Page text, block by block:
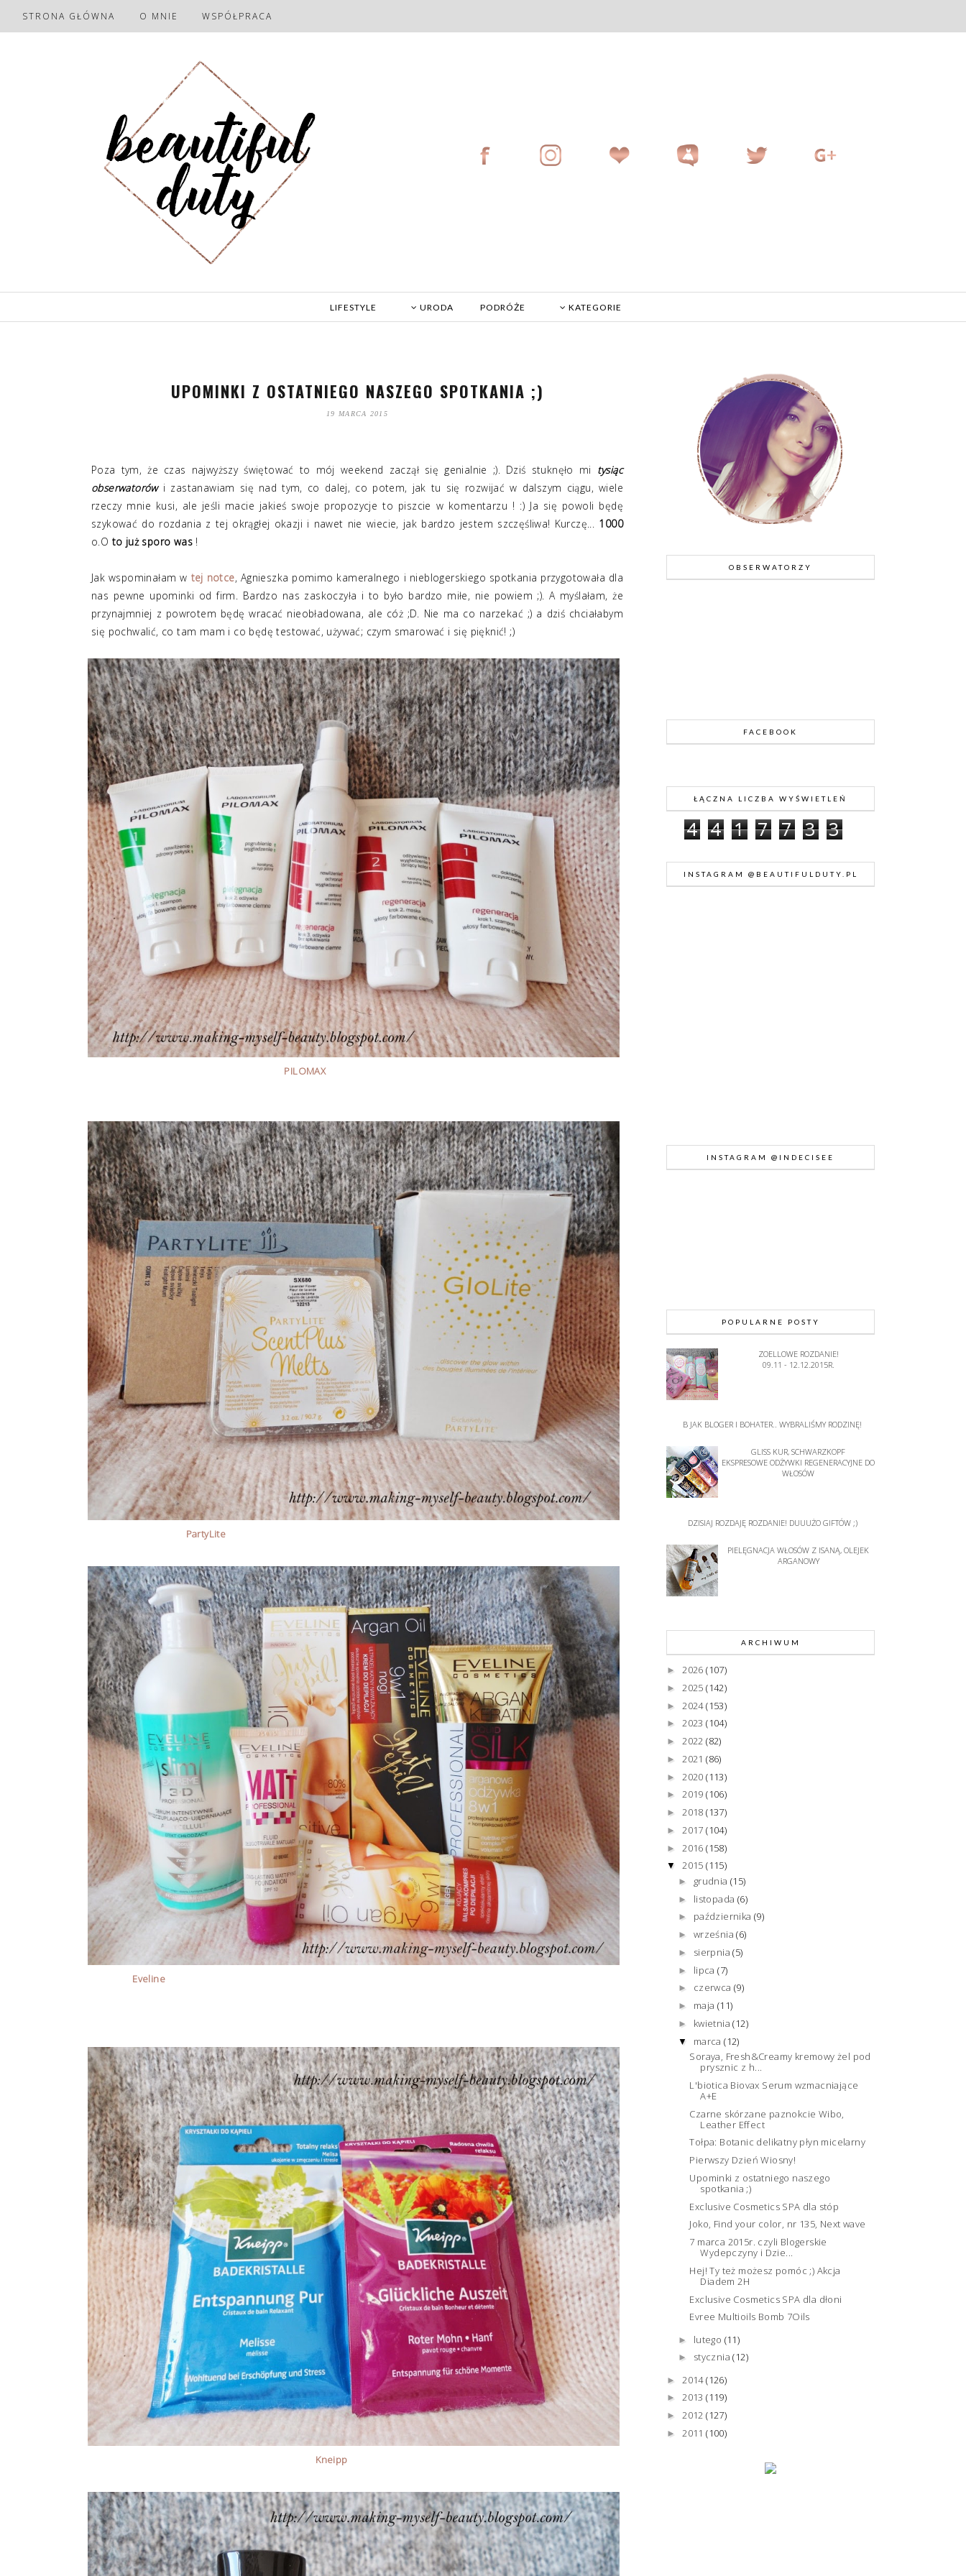
STRONA GŁÓWNA O MNIE WSPÓŁPRACA
LIFESTYLE URODA PODRÓŻE KATEGORIE
UPOMINKI Z OSTATNIEGO NASZEGO SPOTKANIA ;)
19 MARCA 2015
Poza tym, że czas najwyższy świętować to mój weekend zaczął się genialnie ;). Dziś stuknęło mi tysiąc
obserwatorów i zastanawiam się nad tym, co dalej, co potem, jak tu się rozwijać w dalszym ciągu, wiele
rzeczy mnie kusi, ale jeśli macie jakieś swoje propozycje to piszcie w komentarzu ! :) Ja się powoli będę
szykować do rozdania z tej okrągłej okazji i nawet nie wiecie, jak bardzo jestem szczęśliwa! Kurczę... 1000
o.O to już sporo was !
Jak wspominałam w tej notce, Agnieszka pomimo kameralnego i nieblogerskiego spotkania przygotowała dla
nas pewne upominki od firm. Bardzo nas zaskoczyła i to było bardzo miłe, nie powiem ;). A myślałam, że
przynajmniej z powrotem będę wracać nieobładowana, ale cóż ;D. Nie ma co narzekać ;) a dziś chciałabym
się pochwalić, co tam mam i co będę testować, używać; czym smarować i się pięknić! ;)
PILOMAX, które już znam: zestaw pielęgnacyjny, zestaw regenerujący.
PartyLite
Eveline
Kneipp
OBSERWATORZY
FACEBOOK
ŁĄCZNA LICZBA WYŚWIETLEŃ
4 4 1 7 7 3 3
INSTAGRAM @BEAUTIFULDUTY.PL
INSTAGRAM @INDECISEE
POPULARNE POSTY
ZOELLOWE ROZDANIE!
09.11 - 12.12.2015R.
B JAK BLOGER I BOHATER.. WYBRALIŚMY RODZINĘ!
GLISS KUR, SCHWARZKOPF
EKSPRESOWE ODŻYWKI REGENERACYJNE DO
WŁOSÓW
DZISIAJ ROZDAJĘ ROZDANIE! DUUUŻO GIFTÓW ;)
PIELĘGNACJA WŁOSÓW Z ISANĄ, OLEJEK
ARGANOWY
ARCHIWUM
►2026(107)
► 2025(142)
► 2024(153)
►2023(104)
►2022(82)
► 2021(86)
► 2020(113)
►2019(106)
►2018(137)
► 2017(104)
► 2016(158)
▼2015(115)
► grudnia (15)
► listopada (6)
► października (9)
► września(6)
► sierpnia(5)
► lipca(7)
► czerwca (9)
► maja (11)
► kwietnia(12)
▼ marca(12)
Soraya, Fresh&Creamy kremowy żel pod
prysznic z h...
L'biotica Biovax Serum wzmacniające
A+E
Czarne skórzane paznokcie Wibo,
Leather Effect
Tołpa: Botanic delikatny płyn micelarny
Pierwszy Dzień Wiosny!
Upominki z ostatniego naszego
spotkania ;)
Exclusive Cosmetics SPA dla stóp
Joko, Find your color, nr 135, Next wave
7 marca 2015r. czyli Blogerskie
Wydepczyny i Dzie...
Hej! Ty też możesz pomóc ;) Akcja
Diadem 2H
Exclusive Cosmetics SPA dla dłoni
Evree Multioils Bomb 7Oils
► lutego (11)
► stycznia(12)
► 2014(126)
►2013(119)
►2012(127)
► 2011(100)